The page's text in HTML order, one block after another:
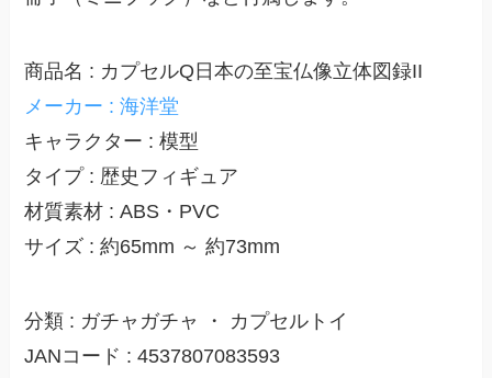
商品名 : カプセルQ日本の至宝仏像立体図録II
メーカー : 海洋堂
キャラクター : 模型
タイプ : 歴史フィギュア
材質素材 : ABS・PVC
サイズ : 約65mm ～ 約73mm
分類 : ガチャガチャ ・ カプセルトイ
JANコード : 4537807083593